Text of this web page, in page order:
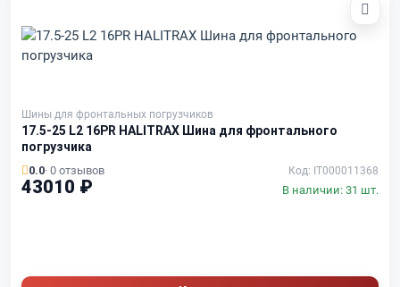
Шины для фронтальных погрузчиков
17.5-25 L2 16PR HALITRAX Шина для фронтального
погрузчика
0.0· 0 отзывов Код: IT000011368
43010 ₽ В наличии: 31 шт.